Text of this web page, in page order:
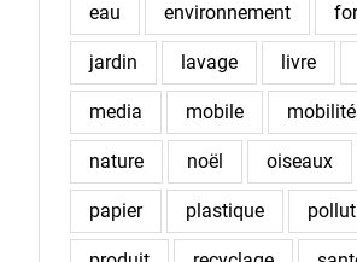
eau environnement
jardin lavage livre
media mobile mobilité
nature noël oiseaux
papier plastique